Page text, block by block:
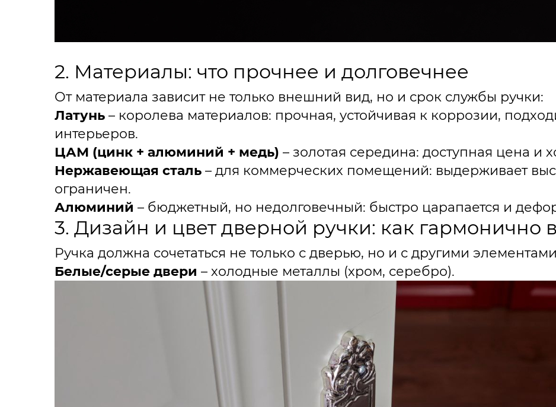
2. Материалы: что прочнее и долговечнее
От материала зависит не только внешний вид, но и срок службы ручки:
Латунь – королева материалов: прочная, устойчивая к коррозии,
интерьеров.
ЦАМ (цинк + алюминий + медь) – золотая середина: доступная цена и
Нержавеющая сталь – для коммерческих помещений: выдерживает
ограничен.
Алюминий – бюджетный, но недолговечный: быстро царапается и
3. Дизайн и цвет дверной ручки: как гармонично
Ручка должна сочетаться не только с дверью, но и с другими
Белые/серые двери – холодные металлы (хром, серебро).